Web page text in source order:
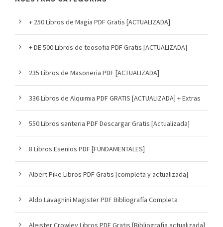
+ 250 Libros de Magia PDF Gratis [ACTUALIZADA]
+ DE 500 Libros de teosofia PDF Gratis [ACTUALIZADA]
235 Libros de Masoneria PDF [ACTUALIZADA]
336 Libros de Alquimia PDF GRATIS [ACTUALIZADA] + Extras
550 Libros santeria PDF Descargar Gratis [Actualizada]
8 Libros Esenios PDF [FUNDAMENTALES]
Albert Pike Libros PDF Gratis [completa y actualizada]
Aldo Lavagnini Magister PDF Bibliografía Completa
Aleister Crowley Libros PDF Gratis [Bibliografia actualizada]